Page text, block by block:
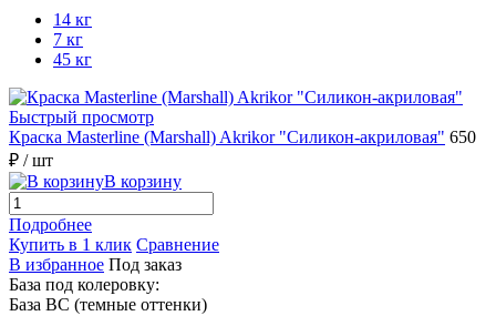
14 кг
7 кг
45 кг
Быстрый просмотр
Краска Masterline (Marshall) Akrikor "Силикон-акриловая" 650
₽ / шт
В корзину
Подробнее
Купить в 1 клик Сравнение
В избранное Под заказ
База под колеровку:
База BС (темные оттенки)